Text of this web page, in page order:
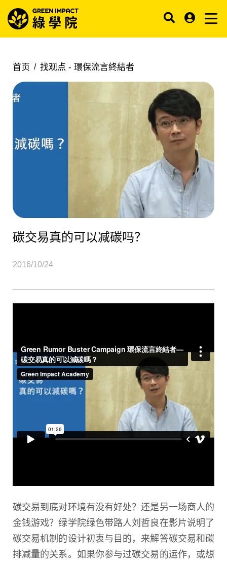
首页 找观点 - 環保流言終結者
碳交易真的可以减碳吗？
2016/10/24
碳交易到底对环境有没有好处？还是另一场商人的
金钱游戏？绿学院绿色带路人刘哲良在影片说明了
碳交易机制的设计初衷与目的，来解答碳交易和碳
排减量的关系。如果你参与过碳交易的运作，或想